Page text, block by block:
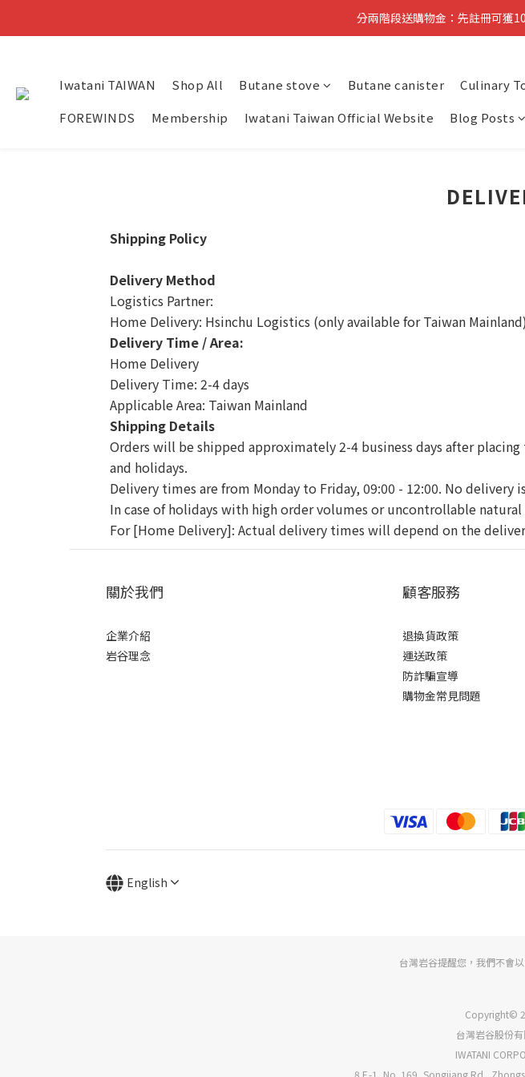
分兩階段送購物金：先註冊可獲
分兩階段送購物金：先註冊可獲
複製分享連結給朋友，完
分兩階段送購物金：先註冊可獲
Iwatani TAIWAN Shop All Butane stove Butane canister Culinary
FOREWINDS
Membership Iwatani Taiwan Official Website Blog Posts
Shipping Policy
Delivery Method
Logistics Partner:
Home Delivery: Hsinchu Logistics (only available for Taiwan
Delivery Time / Area:
Home Delivery
Delivery Time: 2-4 days
Applicable Area: Taiwan Mainland
Shipping Details
Orders will be shipped approximately 2-4 business days after
and holidays.
Delivery times are from Monday to Friday, 09:00 - 12:00. No delivery
In case of holidays with high order volumes or uncontrollable
For [Home Delivery]: Actual delivery times will depend on the
關於我們
企業介紹
岩谷理念
顧客服務
退換貨政策
運送政策
防詐騙宣導
購物金常見問題
English
台灣岩谷提醒您，我們不會
Copyright©
台灣岩谷股份
IWATANI